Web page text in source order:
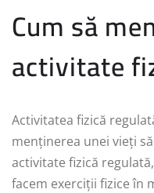
Cum să
activitate
Activitatea fizică
menținerea unei vieți
activitate fizică
facem exerciții fizice în